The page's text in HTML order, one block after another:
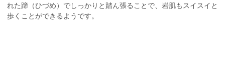
れた蹄（ひづめ）でしっかりと踏ん張ることで、岩肌もスイスイと
歩くことができるようです。